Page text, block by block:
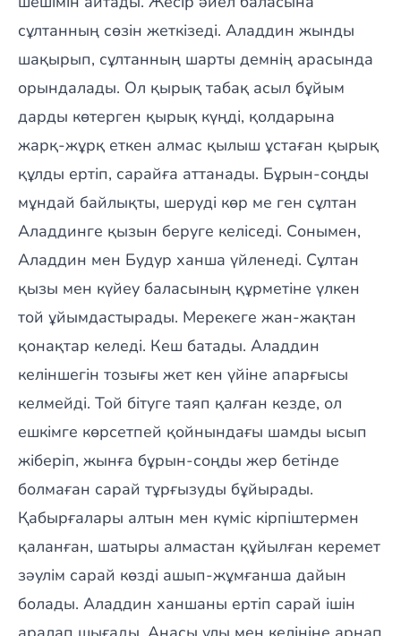
сұлтанның сөзін жеткізеді. Аладдин жынды
шақырып, сұлтанның шарты демнің арасында
орындалады. Ол қырық табақ асыл бұйым
дарды көтерген қырық күңді, қолдарына
жарқ-жұрқ еткен алмас қылыш ұстаған қырық
құлды ертіп, сарайға аттанады. Бұрын-соңды
мұндай байлықты, шеруді көр ме ген сұлтан
Аладдинге қызын беруге келіседі. Сонымен,
Аладдин мен Будур ханша үйленеді. Сұлтан
қызы мен күйеу баласының құрметіне үлкен
той ұйымдастырады. Мерекеге жан-жақтан
қонақтар келеді. Кеш батады. Аладдин
келіншегін тозығы жет кен үйіне апарғысы
келмейді. Той бітуге таяп қалған кезде, ол
ешкімге көрсетпей қойнындағы шамды ысып
жіберіп, жынға бұрын-соңды жер бетінде
болмаған сарай тұрғызуды бұйырады.
Қабырғалары алтын мен күміс кірпіштермен
қаланған, шатыры алмастан құйылған керемет
зәулім сарай көзді ашып-жұмғанша дайын
болады. Аладдин ханшаны ертіп сарай ішін